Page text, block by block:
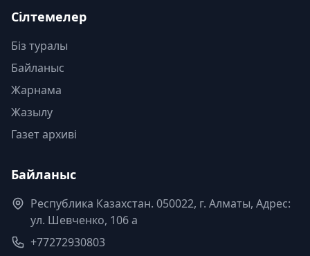
Сілтемелер
Біз туралы
Байланыс
Жарнама
Жазылу
Газет архиві
Байланыс
Республика Казахстан. 050022, г. Алматы, Адрес:
ул. Шевченко, 106 а
+77272930803